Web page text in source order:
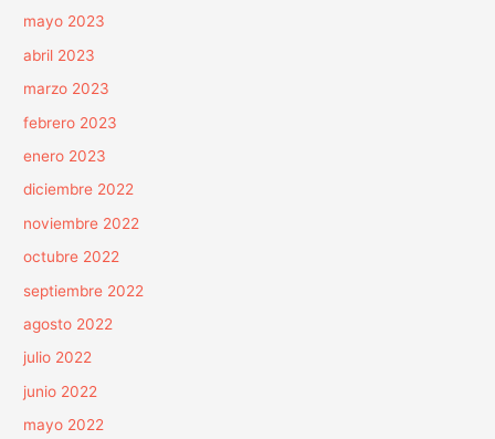
mayo 2023
abril 2023
marzo 2023
febrero 2023
enero 2023
diciembre 2022
noviembre 2022
octubre 2022
septiembre 2022
agosto 2022
julio 2022
junio 2022
mayo 2022